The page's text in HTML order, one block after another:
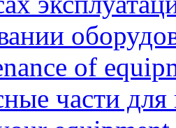
of
части для